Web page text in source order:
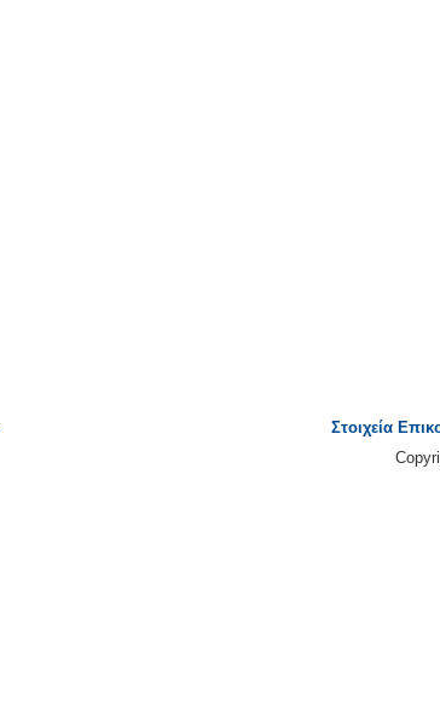
Στοιχεία